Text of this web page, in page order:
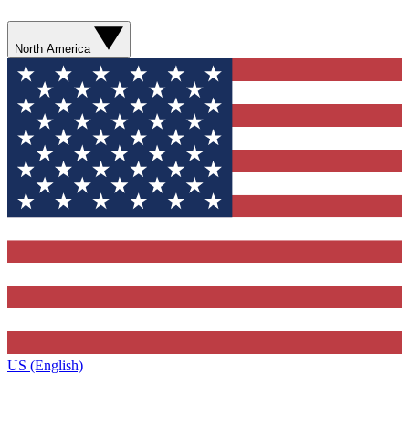
North America
US (English)